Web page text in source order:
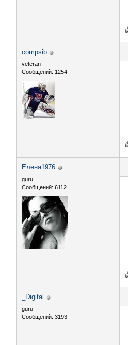
compsib
veteran
Сообщений: 1254
Елена1976
guru
Сообщений: 6112
_Digital
guru
Сообщений: 3193